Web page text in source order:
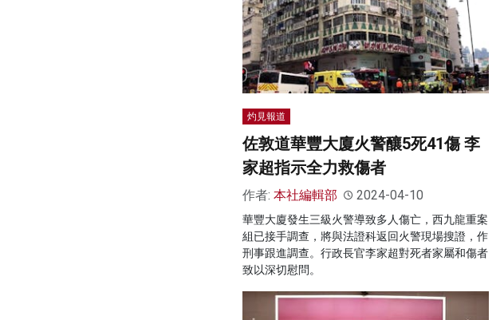
灼見報道
佐敦道華豐大廈火警釀5死41傷 李
家超指示全力救傷者
作者: 本社編輯部 2024-04-10
華豐大廈發生三級火警導致多人傷亡，西九龍重案
組已接手調查，將與法證科返回火警現場搜證，作
刑事跟進調查。行政長官李家超對死者家屬和傷者
致以深切慰問。